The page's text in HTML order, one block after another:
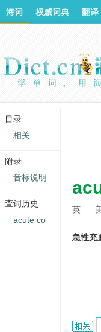
英
急性充
Acute
海词 权威词典 翻译
目录
相关
附录
音标说明
查词历史
acute co